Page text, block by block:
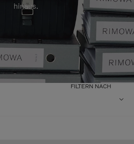
hinaus.
FILTERN NACH